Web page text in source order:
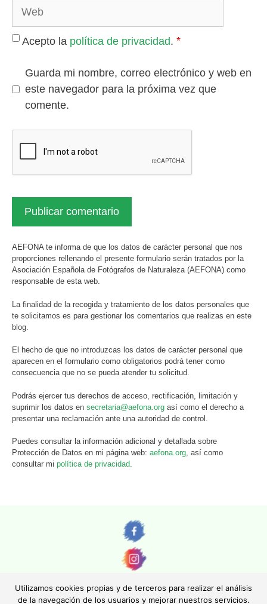
Acepto la política de privacidad. *
Guarda mi nombre, correo electrónico y web en
este navegador para la próxima vez que
comente.
AEFONA te informa de que los datos de carácter personal que nos
proporciones rellenando el presente formulario serán tratados por la
Asociación Española de Fotógrafos de Naturaleza (AEFONA) como
responsable de esta web.
La finalidad de la recogida y tratamiento de los datos personales que
te solicitamos es para gestionar los comentarios que realizas en este
blog.
El hecho de que no introduzcas los datos de carácter personal que
aparecen en el formulario como obligatorios podrá tener como
consecuencia que no se pueda atender tu solicitud.
Podrás ejercer tus derechos de acceso, rectificación, limitación y
suprimir los datos en secretaria@aefona.org así como el derecho a
presentar una reclamación ante una autoridad de control.
Puedes consultar la información adicional y detallada sobre
Protección de Datos en mi página web: aefona.org, así como
consultar mi política de privacidad.
Utilizamos cookies propias y de terceros para realizar el análisis
de la navegación de los usuarios y mejorar nuestros servicios.